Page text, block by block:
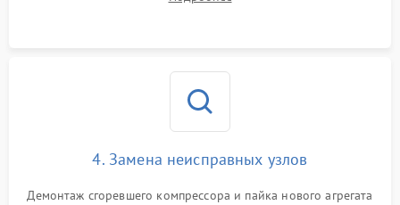
платы управления при сбоях алгоритмов.
4. Замена неисправных узлов
Демонтаж сгоревшего компрессора и пайка нового агрегата